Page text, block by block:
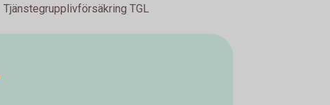
Tjänstegrupplivförsäkring TGL